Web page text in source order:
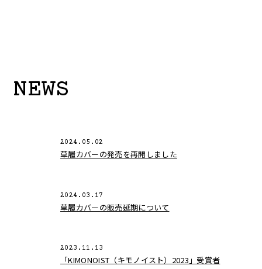
NEWS
2024.05.02
草履カバーの発売を再開しました
2024.03.17
草履カバーの販売延期について
2023.11.13
「KIMONOIST（キモノイスト）2023」受賞者